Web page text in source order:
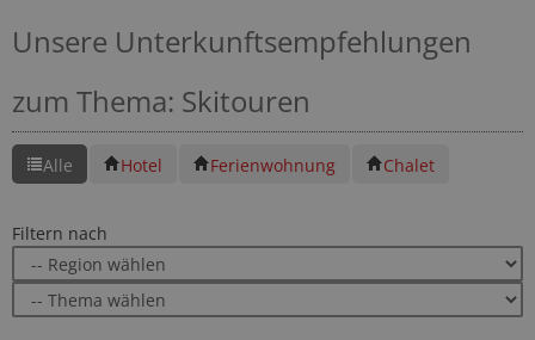
Unsere Unterkunftsempfehlungen
zum Thema: Skitouren
Alle Hotel Ferienwohnung Chalet
Filtern nach